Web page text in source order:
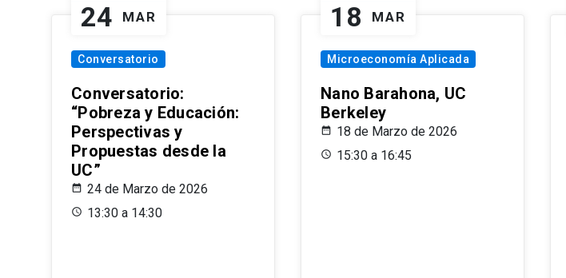
24 MAR
Conversatorio
Conversatorio:
“Pobreza y Educación:
Perspectivas y
Propuestas desde la
UC”
24 de Marzo de 2026
13:30 a 14:30
18 MAR
Microeconomía Aplicada
Nano Barahona, UC
Berkeley
18 de Marzo de 2026
15:30 a 16:45